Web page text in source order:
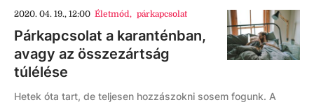
2020. 04. 19., 12:00 Életmód, párkapcsolat
Párkapcsolat a karanténban,
avagy az összezártság
túlélése
Hetek óta tart, de teljesen hozzászokni sosem fogunk. A